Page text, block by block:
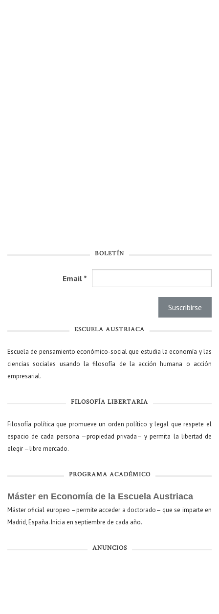
BOLETÍN
Email *
ESCUELA AUSTRIACA
Escuela de pensamiento económico-social que estudia la economía y las
ciencias sociales usando la filosofía de la acción humana o acción
empresarial.
FILOSOFÍA LIBERTARIA
Filosofía política que promueve un orden político y legal que respete el
espacio de cada persona —propiedad privada— y permita la libertad de
elegir —libre mercado.
PROGRAMA ACADÉMICO
Máster en Economía de la Escuela Austriaca
Máster oficial europeo —permite acceder a doctorado— que se imparte en
Madrid, España. Inicia en septiembre de cada año.
ANUNCIOS